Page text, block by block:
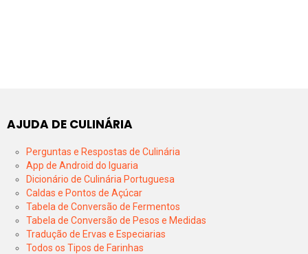
AJUDA DE CULINÁRIA
Perguntas e Respostas de Culinária
App de Android do Iguaria
Dicionário de Culinária Portuguesa
Caldas e Pontos de Açúcar
Tabela de Conversão de Fermentos
Tabela de Conversão de Pesos e Medidas
Tradução de Ervas e Especiarias
Todos os Tipos de Farinhas